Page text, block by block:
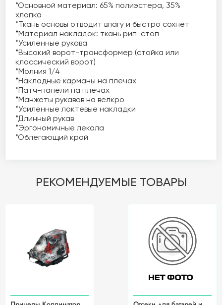
*Основной материал: 65% полиэстера, 35%
хлопка
*Ткань основы отводит влагу и быстро сохнет
*Материал накладок: ткань рип-стоп
*Усиленные рукава
*Высокий ворот-трансформер (стойка или
классический ворот)
*Молния 1/4
*Накладные карманы на плечах
*Патч-панели на плечах
*Манжеты рукавов на велкро
*Усиленные локтевые накладки
*Длинный рукав
*Эргономичные лекала
*Облегающий крой
РЕКОМЕНДУЕМЫЕ ТОВАРЫ